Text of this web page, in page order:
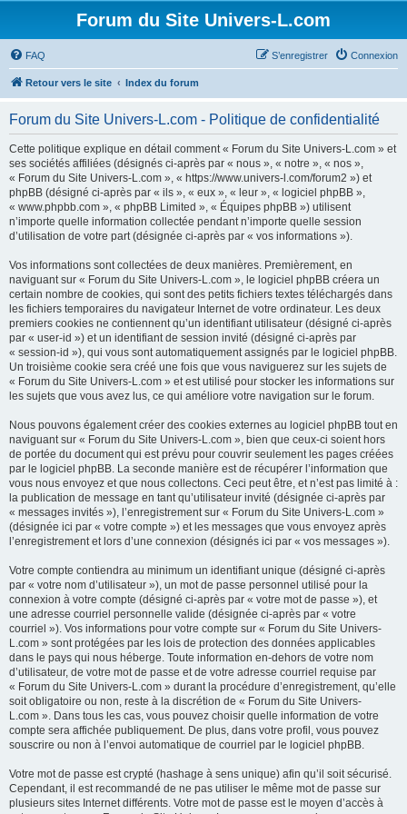
Forum du Site Univers-L.com
FAQ Connexion
S’enregistrer
Retour vers le site Index du forum
Forum du Site Univers-L.com - Politique de confidentialité
Cette politique explique en détail comment « Forum du Site Univers-L.com » et
ses sociétés affiliées (désignés ci-après par « nous », « notre », « nos »,
« Forum du Site Univers-L.com », « https://www.univers-l.com/forum2 ») et
phpBB (désigné ci-après par « ils », « eux », « leur », « logiciel phpBB »,
« www.phpbb.com », « phpBB Limited », « Équipes phpBB ») utilisent
n’importe quelle information collectée pendant n’importe quelle session
d’utilisation de votre part (désignée ci-après par « vos informations »).
Vos informations sont collectées de deux manières. Premièrement, en
naviguant sur « Forum du Site Univers-L.com », le logiciel phpBB créera un
certain nombre de cookies, qui sont des petits fichiers textes téléchargés dans
les fichiers temporaires du navigateur Internet de votre ordinateur. Les deux
premiers cookies ne contiennent qu’un identifiant utilisateur (désigné ci-après
par « user-id ») et un identifiant de session invité (désigné ci-après par
« session-id »), qui vous sont automatiquement assignés par le logiciel phpBB.
Un troisième cookie sera créé une fois que vous naviguerez sur les sujets de
« Forum du Site Univers-L.com » et est utilisé pour stocker les informations sur
les sujets que vous avez lus, ce qui améliore votre navigation sur le forum.
Nous pouvons également créer des cookies externes au logiciel phpBB tout en
naviguant sur « Forum du Site Univers-L.com », bien que ceux-ci soient hors
de portée du document qui est prévu pour couvrir seulement les pages créées
par le logiciel phpBB. La seconde manière est de récupérer l’information que
vous nous envoyez et que nous collectons. Ceci peut être, et n’est pas limité à :
la publication de message en tant qu’utilisateur invité (désignée ci-après par
« messages invités »), l’enregistrement sur « Forum du Site Univers-L.com »
(désignée ici par « votre compte ») et les messages que vous envoyez après
l’enregistrement et lors d’une connexion (désignés ici par « vos messages »).
Votre compte contiendra au minimum un identifiant unique (désigné ci-après
par « votre nom d’utilisateur »), un mot de passe personnel utilisé pour la
connexion à votre compte (désigné ci-après par « votre mot de passe »), et
une adresse courriel personnelle valide (désignée ci-après par « votre
courriel »). Vos informations pour votre compte sur « Forum du Site Univers-
L.com » sont protégées par les lois de protection des données applicables
dans le pays qui nous héberge. Toute information en-dehors de votre nom
d’utilisateur, de votre mot de passe et de votre adresse courriel requise par
« Forum du Site Univers-L.com » durant la procédure d’enregistrement, qu’elle
soit obligatoire ou non, reste à la discrétion de « Forum du Site Univers-
L.com ». Dans tous les cas, vous pouvez choisir quelle information de votre
compte sera affichée publiquement. De plus, dans votre profil, vous pouvez
souscrire ou non à l’envoi automatique de courriel par le logiciel phpBB.
Votre mot de passe est crypté (hashage à sens unique) afin qu’il soit sécurisé.
Cependant, il est recommandé de ne pas utiliser le même mot de passe sur
plusieurs sites Internet différents. Votre mot de passe est le moyen d’accès à